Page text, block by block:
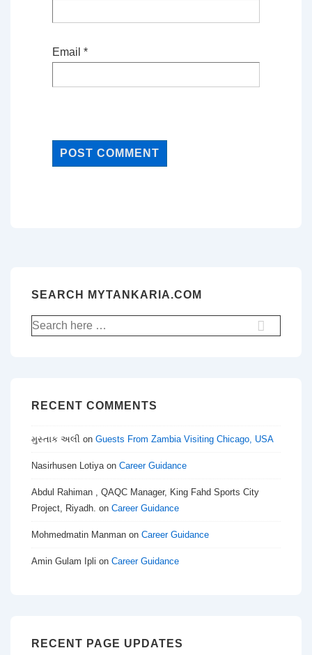
Email *
SEARCH MYTANKARIA.COM
Search
for:
RECENT COMMENTS
મુસ્તાક અલી on Guests From Zambia Visiting Chicago, USA
Nasirhusen Lotiyaon Career Guidance
Abdul Rahiman , QAQC Manager, King Fahd Sports City
Project, Riyadh. on Career Guidance
Mohmedmatin Manman on Career Guidance
Amin Gulam Ipli on Career Guidance
RECENT PAGE UPDATES